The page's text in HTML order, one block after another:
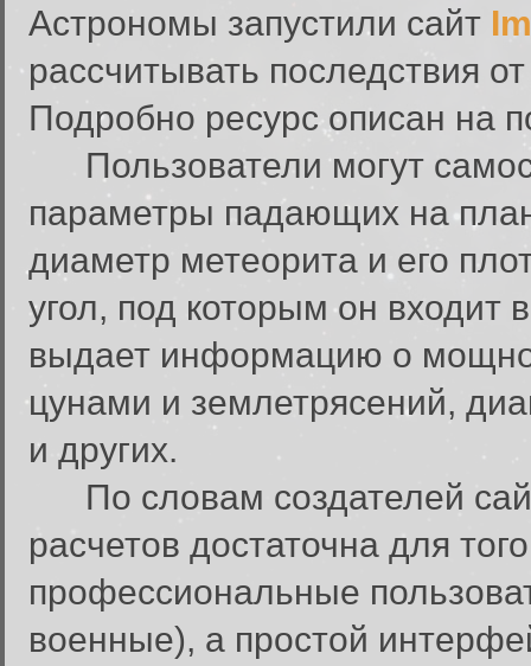
Астрономы запустили сайт
рассчитывать последствия
Подробно ресурс описан на
Пользователи могут
параметры падающих на
диаметр метеорита и его
угол, под которым он входит
выдает информацию о
цунами и землетрясений,
и других.
По словам создателей
расчетов достаточна для
профессиональные
военные), а простой
Вход в систему
Введите имя пользователя и